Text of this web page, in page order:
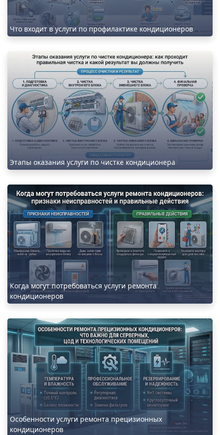
Что входит в услуги по профилактике кондиционеров
Этапы оказания услуги по чистке кондиционера
Когда могут потребоваться услуги ремонта
кондиционеров
Особенности услуги ремонта прецизионных
кондиционеров